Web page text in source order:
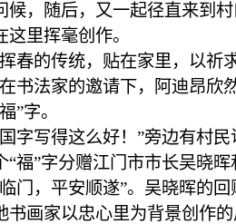
候，随后，又一起径直来到
里挥毫创作。
的传统，贴在家里，以祈
书法家的邀请下，阿迪昂欣
”字。
写得这么好！”旁边有村民
”字分赠江门市市长吴晓晖
门，平安顺遂”。吴晓晖的回
书画家以忠心里为背景创作